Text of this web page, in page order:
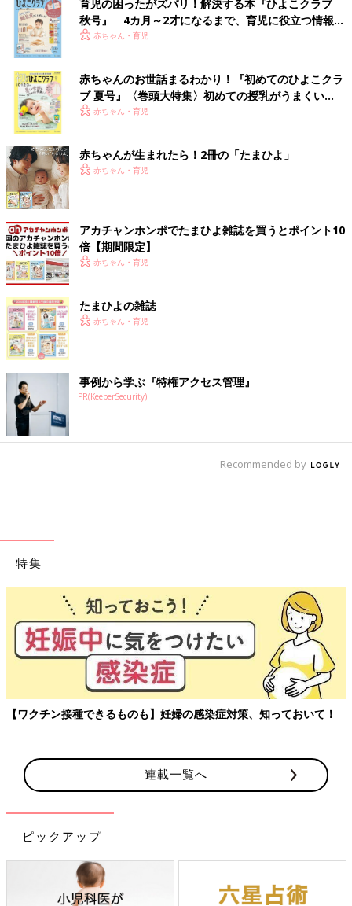
育児の困ったがズバリ！解決する本『ひよこクラブ
秋号』 4カ月～2才になるまで、育児に役立つ情報が
いっぱい！
赤ちゃん・育児
赤ちゃんのお世話まるわかり！『初めてのひよこクラ
ブ 夏号』〈巻頭大特集〉初めての授乳がうまくい
く！ おっぱい・ミルクの基本と夏のトラブル 解決テ
赤ちゃん・育児
赤ちゃんが生まれたら！2冊の「たまひよ」
赤ちゃん・育児
アカチャンホンポでたまひよ雑誌を買うとポイント10
倍【期間限定】
赤ちゃん・育児
たまひよの雑誌
赤ちゃん・育児
事例から学ぶ『特権アクセス管理』
PR(KeeperSecurity)
Recommended by
特集
【ワクチン接種できるものも】妊婦の感染症対策、知っておいて！
連載一覧へ
ピックアップ